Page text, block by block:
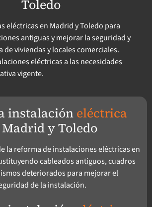
Toledo
eléctricas en Madrid y Toledo para
antiguas y mejorar la seguridad y
de viviendas y locales comerciales.
eléctricas a las necesidades
vigente.
instalación eléctrica
y Toledo
la reforma de instalaciones eléctricas en
cableados antiguos, cuadros
deteriorados para mejorar el
de la instalación.